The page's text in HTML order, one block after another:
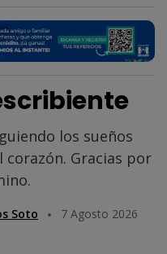
los sueños
corazón. Gracias por
Soto
7 Agosto 2026